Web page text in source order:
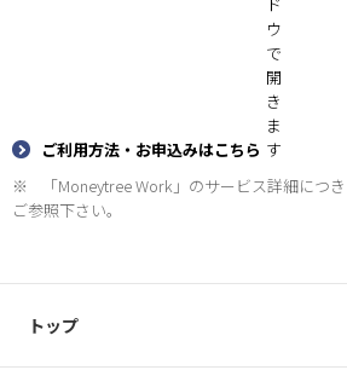
ご利用方法・お申込みはこちら
※
「Moneytree Work」のサービス詳細につ
ご参照下さい。
トップ